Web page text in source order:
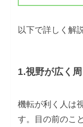
以下で詳しく解
1.視野が広く
機転が利く人は
す。目の前のこ